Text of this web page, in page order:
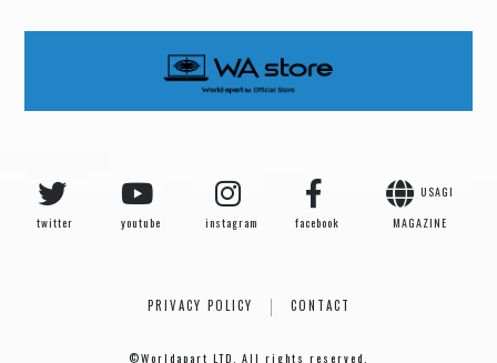
twitter youtube instagram facebook
USAGI
MAGAZINE
PRIVACY POLICY CONTACT
©Worldapart LTD. All rights reserved.